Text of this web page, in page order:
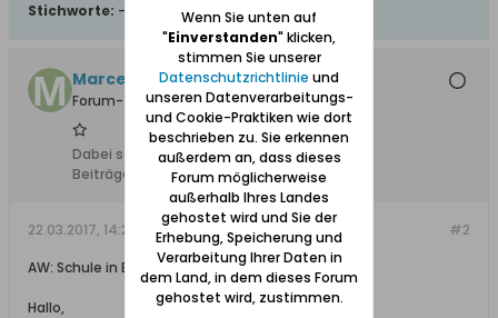
Stichworte: -
MarcelKr
Forum-Teilnehmer
Dabei seit:
23.08.2012
Beiträge:
#2
22.03.2017, 14:28
AW: Schule in Bohnsack
Hallo,
Wenn Sie unten auf
"Einverstanden" klicken,
stimmen Sie unserer
Datenschutzrichtlinie und
unseren Datenverarbeitungs-
und Cookie-Praktiken wie dort
beschrieben zu. Sie erkennen
außerdem an, dass dieses
Forum möglicherweise
außerhalb Ihres Landes
gehostet wird und Sie der
Erhebung, Speicherung und
Verarbeitung Ihrer Daten in
dem Land, in dem dieses Forum
gehostet wird, zustimmen.